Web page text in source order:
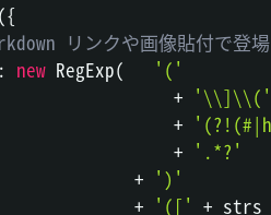
({
リンクや画像貼付で登
: new RegExp(
'('
+ '\\]\\('
+
+ '.*?'
+ ')'
+ '([' + strs